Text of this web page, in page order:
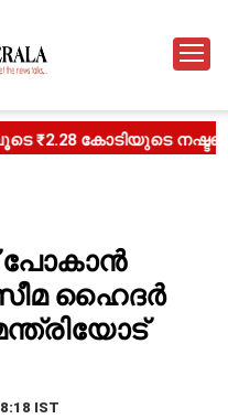
പോകാൻ
ഹൈദർ
IST